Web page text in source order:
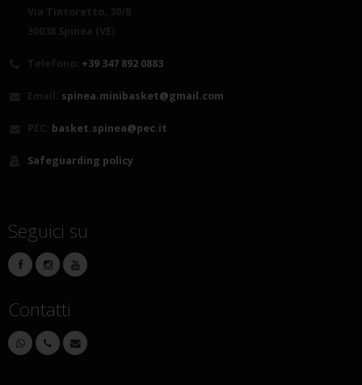
+39 347 892 0883
spinea.minibasket@gmail.com
basket.spinea@pec.it
Safeguarding policy
Seguici su
Contatti